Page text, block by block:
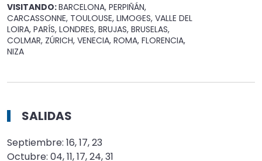
VISITANDO:BARCELONA, PERPIÑÁN,
CARCASSONNE, TOULOUSE, LIMOGES, VALLE DEL
LOIRA, PARÍS, LONDRES, BRUJAS, BRUSELAS,
COLMAR, ZÚRICH, VENECIA, ROMA, FLORENCIA,
NIZA
SALIDAS
Septiembre: 16, 17, 23
Octubre: 04, 11, 17, 24, 31